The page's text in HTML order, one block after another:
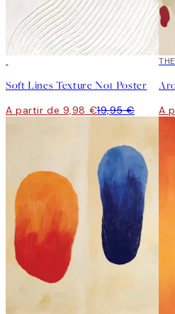
Soft Lines Texture No1 Poster
A partir de 9,98 €19,95 € A